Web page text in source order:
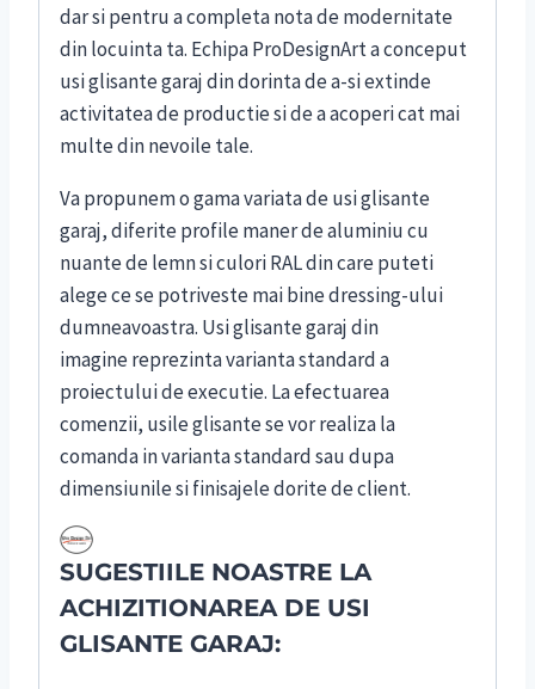
dar si pentru a completa nota de modernitate
din locuinta ta. Echipa ProDesignArt a conceput
usi glisante garaj din dorinta de a-si extinde
activitatea de productie si de a acoperi cat mai
multe din nevoile tale.
Va propunem o gama variata de usi glisante
garaj, diferite profile maner de aluminiu cu
nuante de lemn si culori RAL din care puteti
alege ce se potriveste mai bine dressing-ului
dumneavoastra. Usi glisante garaj din
imagine reprezinta varianta standard a
proiectului de executie. La efectuarea
comenzii, usile glisante se vor realiza la
comanda in varianta standard sau dupa
dimensiunile si finisajele dorite de client.
SUGESTIILE NOASTRE LA
ACHIZITIONAREA DE USI
GLISANTE GARAJ: